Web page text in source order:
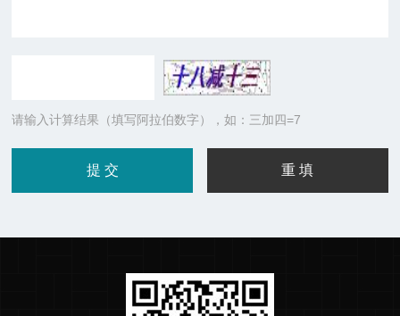
请输入计算结果（填写阿拉伯数字），如：三加四=7